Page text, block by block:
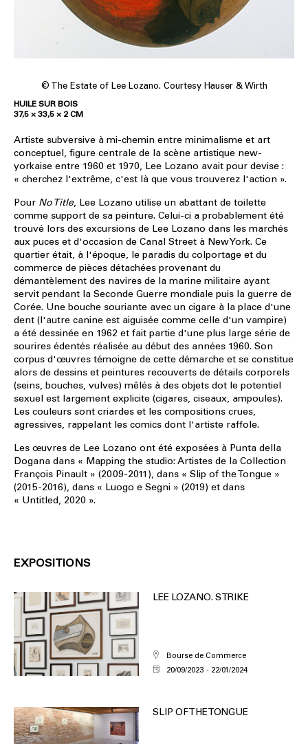
© The Estate of Lee Lozano. Courtesy Hauser & Wirth
HUILE SUR BOIS
37,5 × 33,5 × 2 CM
Artiste subversive à mi-chemin entre minimalisme et art
conceptuel, figure centrale de la scène artistique new-
yorkaise entre 1960 et 1970, Lee Lozano avait pour devise :
« cherchez l'extrême, c'est là que vous trouverez l'action ».
Pour No Title, Lee Lozano utilise un abattant de toilette
comme support de sa peinture. Celui-ci a probablement été
trouvé lors des excursions de Lee Lozano dans les marchés
aux puces et d'occasion de Canal Street à New York. Ce
quartier était, à l'époque, le paradis du colportage et du
commerce de pièces détachées provenant du
démantèlement des navires de la marine militaire ayant
servit pendant la Seconde Guerre mondiale puis la guerre de
Corée. Une bouche souriante avec un cigare à la place d'une
dent (l'autre canine est aiguisée comme celle d'un vampire)
a été dessinée en 1962 et fait partie d'une plus large série de
sourires édentés réalisée au début des années 1960. Son
corpus d'œuvres témoigne de cette démarche et se constitue
alors de dessins et peintures recouverts de détails corporels
(seins, bouches, vulves) mêlés à des objets dot le potentiel
sexuel est largement explicite (cigares, ciseaux, ampoules).
Les couleurs sont criardes et les compositions crues,
agressives, rappelant les comics dont l'artiste raffole.
Les œuvres de Lee Lozano ont été exposées à Punta della
Dogana dans « Mapping the studio: Artistes de la Collection
François Pinault » (2009-2011), dans « Slip of the Tongue »
(2015-2016), dans « Luogo e Segni » (2019) et dans
« Untitled, 2020 ».
EXPOSITIONS
LEE LOZANO. STRIKE
Bourse de Commerce
20/09/2023
22/01/2024
SLIP OF THE TONGUE